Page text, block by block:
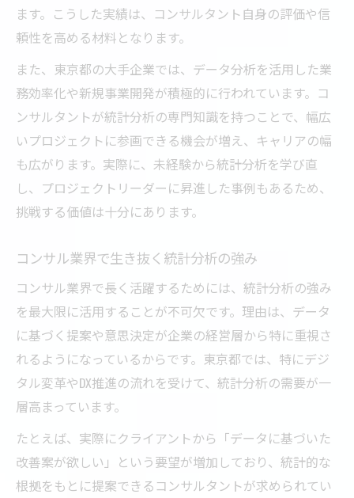
ます。こうした実績は、コンサルタント自身の評価や信
頼性を高める材料となります。
また、東京都の大手企業では、データ分析を活用した業
務効率化や新規事業開発が積極的に行われています。コ
ンサルタントが統計分析の専門知識を持つことで、幅広
いプロジェクトに参画できる機会が増え、キャリアの幅
も広がります。実際に、未経験から統計分析を学び直
し、プロジェクトリーダーに昇進した事例もあるため、
挑戦する価値は十分にあります。
コンサル業界で生き抜く統計分析の強み
コンサル業界で長く活躍するためには、統計分析の強み
を最大限に活用することが不可欠です。理由は、データ
に基づく提案や意思決定が企業の経営層から特に重視さ
れるようになっているからです。東京都では、特にデジ
タル変革やDX推進の流れを受けて、統計分析の需要が一
層高まっています。
たとえば、実際にクライアントから「データに基づいた
改善案が欲しい」という要望が増加しており、統計的な
根拠をもとに提案できるコンサルタントが求められてい